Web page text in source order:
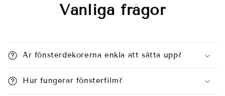
Vanliga frågor
Är fönsterdekorerna enkla att sätta upp?
Hur fungerar fönsterfilm?